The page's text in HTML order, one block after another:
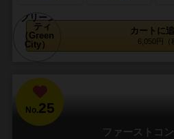
カートに
6,050円（
No.25
ファーストコ